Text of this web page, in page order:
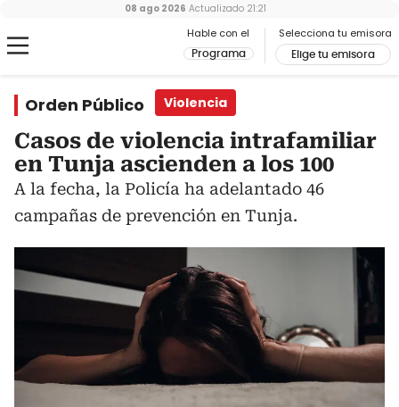
Hable con el
Programa
Selecciona tu emisora
Elige tu emisora
08 ago 2026 Actualizado 21:21
Orden Público Violencia
Casos de violencia intrafamiliar
en Tunja ascienden a los 100
A la fecha, la Policía ha adelantado 46
campañas de prevención en Tunja.